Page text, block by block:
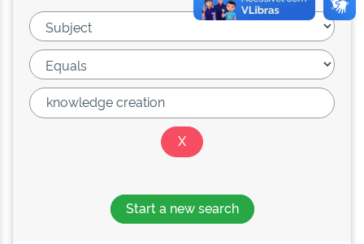
Start a new search